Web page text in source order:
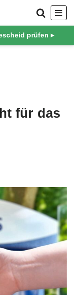
prüfen ▸
für das